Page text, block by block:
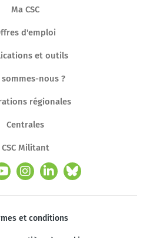
Ma CSC
d'emploi
et outils
sommes-nous ?
régionales
Centrales
CSC Militant
et conditions